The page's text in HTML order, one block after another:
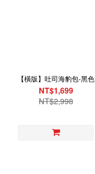
【橫版】吐司海豹包-黑色
NT$1,699
NT$2,998